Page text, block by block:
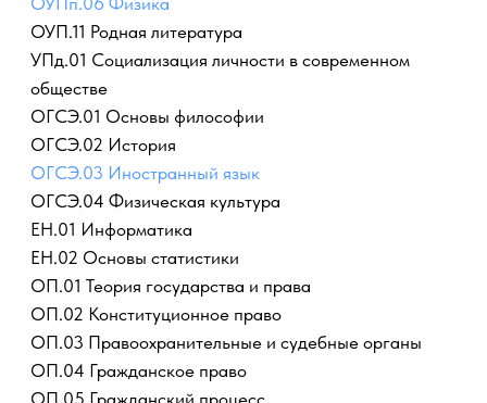
ОГСЭ.04 Физическая культура
ЕН.01 Информатика
ОП.01 Теория государства и права
ОП.02 Конституционное право
ОП.03 Правоохранительные и судебные органы
ОП.05 Гражданский процесс
ОП.06 Уголовное право
ОП.07 Уголовный процесс
ОП.08 Безопасность жизнедеятельности
ОП.09 Трудовое право
ОП.10 Управление персоналом
работы судов
УП.01 Учебная практика
ПМ.02 Архивное дело в суде
ПП.02 Производственная практика
ПМ.03 Информационная деятельность суда